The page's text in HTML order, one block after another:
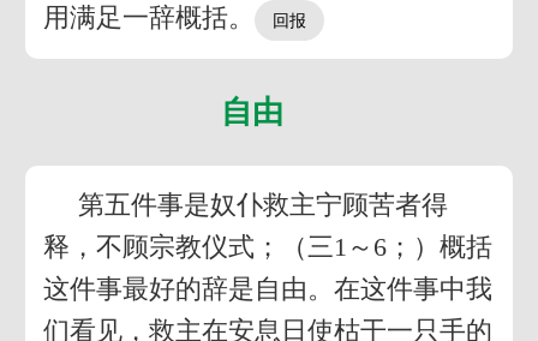
用满足一辞概括。
自由
第五件事是奴仆救主宁顾苦者得
释，不顾宗教仪式；（三1～6；）概括
这件事最好的辞是自由。在这件事中我
们看见，救主在安息日使枯干一只手的